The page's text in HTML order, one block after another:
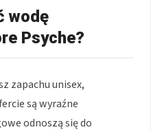
wodę
Psyche?
zapachu unisex,
są wyraźne
odnoszą się do